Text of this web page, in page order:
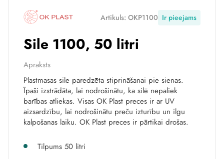
Artikuls: OKP1100 Ir pieejams
Sile 1100, 50 litri
Apraksts
Plastmasas sile paredzēta stiprināšanai pie sienas.
Īpaši izstrādāta, lai nodrošinātu, ka silē nepaliek
barības atliekas. Visas OK Plast preces ir ar UV
aizsardzību, lai nodrošinātu preču izturību un ilgu
kalpošanas laiku. OK Plast preces ir pārtikai drošas.
Tilpums 50 litri